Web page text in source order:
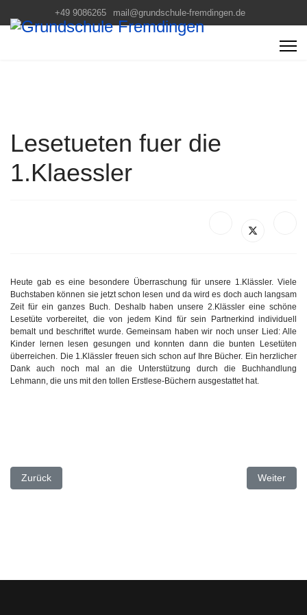
+49 9086265 mail@grundschule-fremdingen.de
Lesetueten fuer die
1.Klaessler
Heute gab es eine besondere Überraschung für unsere 1.Klässler. Viele
Buchstaben können sie jetzt schon lesen und da wird es doch auch langsam
Zeit für ein ganzes Buch. Deshalb haben unsere 2.Klässler eine schöne
Lesetüte vorbereitet, die von jedem Kind für sein Partnerkind individuell
bemalt und beschriftet wurde. Gemeinsam haben wir noch unser Lied: Alle
Kinder lernen lesen gesungen und konnten dann die bunten Lesetüten
überreichen. Die 1.Klässler freuen sich schon auf Ihre Bücher. Ein herzlicher
Dank auch noch mal an die Unterstützung durch die Buchhandlung
Lehmann, die uns mit den tollen Erstlese-Büchern ausgestattet hat.
Vorheriger Beitrag: Programmieren mit KUBO
Zurück Nächster
Weiter